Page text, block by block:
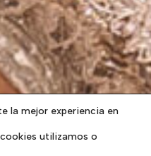
la mejor experiencia en
utilizamos o